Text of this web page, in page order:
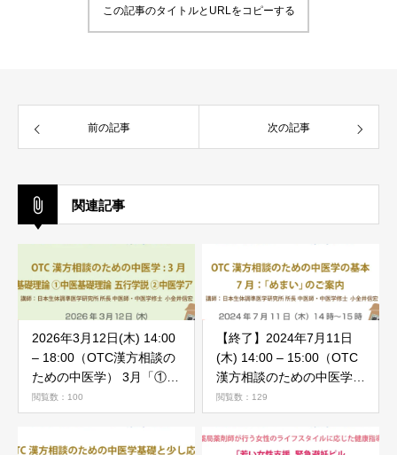
この記事のタイトルとURLをコピーする
前の記事 次の記事
関連記事
2026年3月12日(木) 14:00
– 18:00（OTC漢方相談の
ための中医学） 3月「①中
医基礎理論 五行学説 ②中
医学アドバンス」
閲覧数：100
【終了】2024年7月11日
(木) 14:00 – 15:00（OTC
漢方相談のための中医学の
基本）7月「めまい」のご
案内
閲覧数：129